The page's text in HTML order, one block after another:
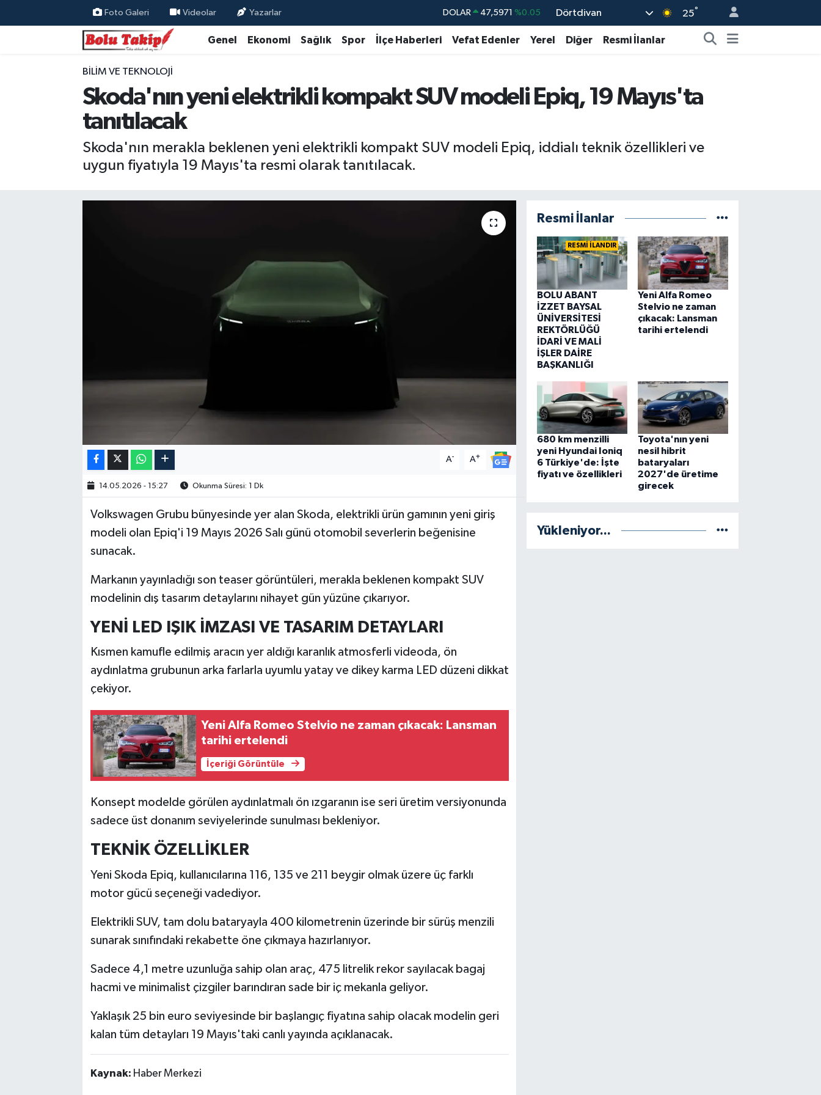
Foto Galeri Videolar Yazarlar DOLAR 47,5971 %0.05
EURO 55,1336 %0.18
BİST100 13.703 %0
Dörtdivan 25°
Genel Ekonomi Sağlık Spor İlçe Haberleri Vefat Edenler Yerel Diğer Resmi İlanlar
BILIM VE TEKNOLOJI
Skoda'nın yeni elektrikli kompakt SUV modeli Epiq, 19 Mayıs'ta
tanıtılacak
Skoda'nın merakla beklenen yeni elektrikli kompakt SUV modeli Epiq, iddialı teknik özellikleri ve
uygun fiyatıyla 19 Mayıs'ta resmi olarak tanıtılacak.
A- A+
14.05.2026 - 15:27 Okunma Süresi: 1 Dk
Volkswagen Grubu bünyesinde yer alan Skoda, elektrikli ürün gamının yeni giriş
modeli olan Epiq'i 19 Mayıs 2026 Salı günü otomobil severlerin beğenisine
sunacak.
Markanın yayınladığı son teaser görüntüleri, merakla beklenen kompakt SUV
modelinin dış tasarım detaylarını nihayet gün yüzüne çıkarıyor.
YENİ LED IŞIK İMZASI VE TASARIM DETAYLARI
Kısmen kamufle edilmiş aracın yer aldığı karanlık atmosferli videoda, ön
aydınlatma grubunun arka farlarla uyumlu yatay ve dikey karma LED düzeni dikkat
çekiyor.
Yeni Alfa Romeo Stelvio ne zaman çıkacak: Lansman
tarihi ertelendi
İçeriği Görüntüle
Konsept modelde görülen aydınlatmalı ön ızgaranın ise seri üretim versiyonunda
sadece üst donanım seviyelerinde sunulması bekleniyor.
TEKNİK ÖZELLİKLER
Yeni Skoda Epiq, kullanıcılarına 116, 135 ve 211 beygir olmak üzere üç farklı
motor gücü seçeneği vadediyor.
Elektrikli SUV, tam dolu bataryayla 400 kilometrenin üzerinde bir sürüş menzili
sunarak sınıfındaki rekabette öne çıkmaya hazırlanıyor.
Sadece 4,1 metre uzunluğa sahip olan araç, 475 litrelik rekor sayılacak bagaj
hacmi ve minimalist çizgiler barındıran sade bir iç mekanla geliyor.
Yaklaşık 25 bin euro seviyesinde bir başlangıç fiyatına sahip olacak modelin geri
kalan tüm detayları 19 Mayıs'taki canlı yayında açıklanacak.
Kaynak: Haber Merkezi
Resmi İlanlar
RESMİ İLANDIR
BOLU ABANT
İZZET BAYSAL
ÜNİVERSİTESİ
REKTÖRLÜĞÜ
İDARİ VE MALİ
İŞLER DAİRE
BAŞKANLIĞI
Yeni Alfa Romeo
Stelvio ne zaman
çıkacak: Lansman
tarihi ertelendi
680 km menzilli
yeni Hyundai Ioniq
6 Türkiye'de: İşte
fiyatı ve özellikleri
Toyota'nın yeni
nesil hibrit
bataryaları
2027'de üretime
girecek
Yükleniyor...